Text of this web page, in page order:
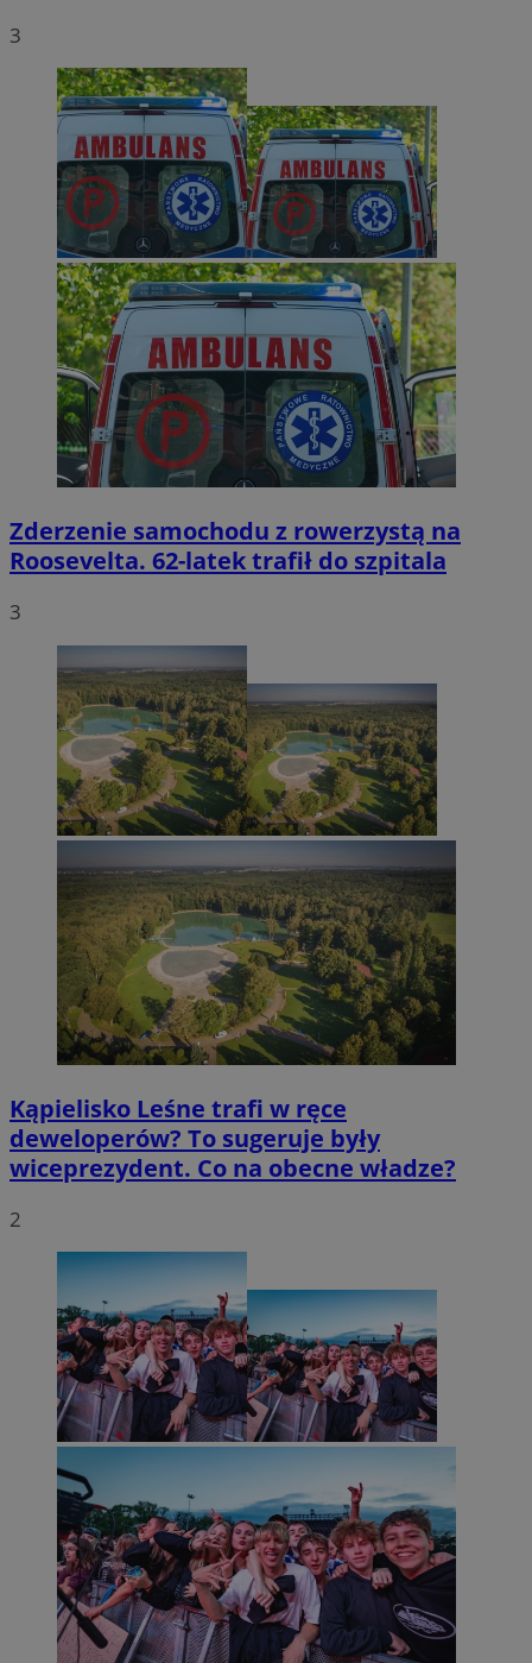
3
Zderzenie samochodu z rowerzystą na
Roosevelta. 62-latek trafił do szpitala
3
Kąpielisko Leśne trafi w ręce
deweloperów? To sugeruje były
wiceprezydent. Co na obecne władze?
2